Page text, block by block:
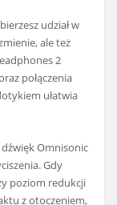
udział w
ale też
2
połączenia
ułatwia
Omnisonic
Gdy
poziom redukcji
z otoczeniem,